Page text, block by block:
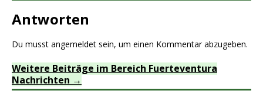
Antworten
Du musst angemeldet sein, um einen Kommentar abzugeben.
Weitere Beiträge im Bereich Fuerteventura
Nachrichten